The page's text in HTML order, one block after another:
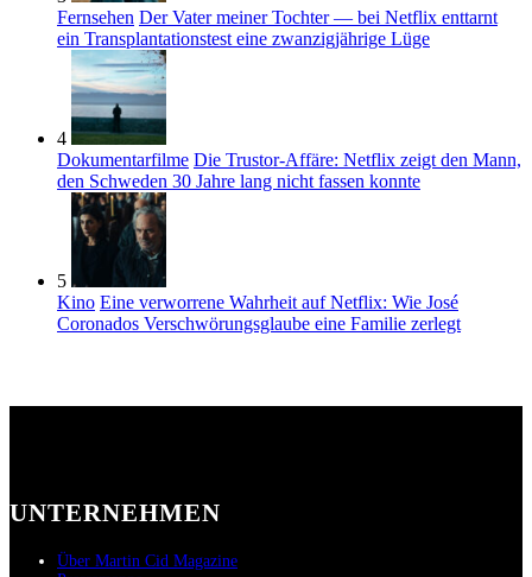
Fernsehen Der Vater meiner Tochter — bei Netflix enttarnt
ein Transplantationstest eine zwanzigjährige Lüge
4
Dokumentarfilme Die Trustor-Affäre: Netflix zeigt den Mann,
den Schweden 30 Jahre lang nicht fassen konnte
5
Kino Eine verworrene Wahrheit auf Netflix: Wie José
Coronados Verschwörungsglaube eine Familie zerlegt
UNTERNEHMEN
Über Martin Cid Magazine